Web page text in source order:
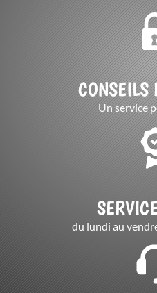
CONSEILS
Un service
du lundi au